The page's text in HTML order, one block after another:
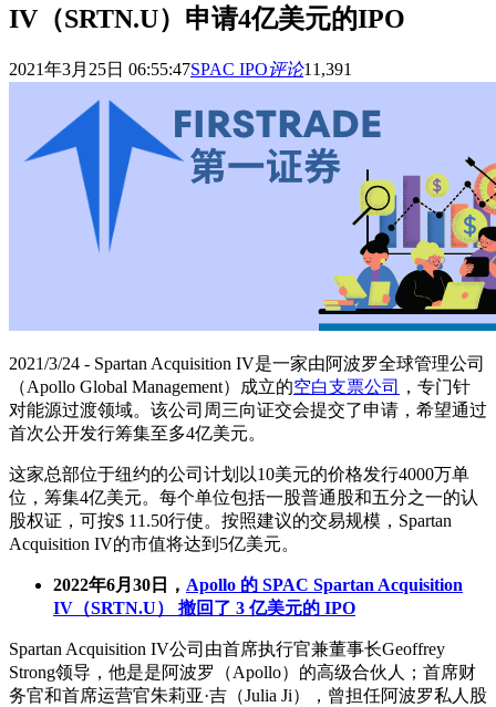
IV（SRTN.U）申请4亿美元的IPO
2021年3月25日 06:55:47SPAC IPO评论11,391
2021/3/24 - Spartan Acquisition IV是一家由阿波罗全球管理公司
（Apollo Global Management）成立的空白支票公司
，专门针
对能源过渡领域。该公司周三向证交会提交了申请，希望通过
首次公开发行筹集至多4亿美元。
这家总部位于纽约的公司计划以10美元的价格发行4000万单
位，筹集4亿美元。每个单位包括一股普通股和五分之一的认
股权证，可按$ 11.50行使。按照建议的交易规模，Spartan
Acquisition IV的市值将达到5亿美元。
2022年6月30日， Apollo 的 SPAC Spartan Acquisition
IV（SRTN.U） 撤回了 3 亿美元的 IPO
Spartan Acquisition IV公司由首席执行官兼董事长Geoffrey
Strong领导，他是是阿波罗（Apollo）的高级合伙人；首席财
务官和首席运营官朱莉亚·吉（Julia Ji），曾担任阿波罗私人股